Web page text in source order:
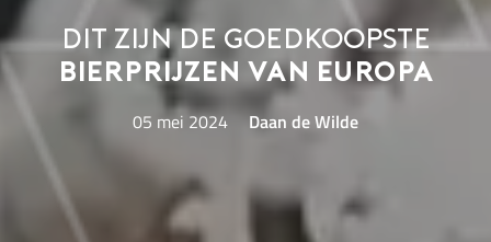
Dit zijn de goedkoopste
bierprijzen van Europa
05 mei 2024 Daan de Wilde